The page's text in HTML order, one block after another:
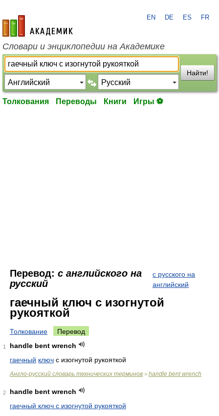
academic.ru
EN DE ES FR
Словари и энциклопедии на Академике
Найти!
Толкования Переводы Книги Игры ⚽
Перевод: с английского на
русский
с русского на
английский
гаечный ключ с изогнутой
рукояткой
Толкование Перевод
1
handle bent wrench
гаечный ключ с изогнутой рукояткой
Англо-русский словарь технических терминов > handle bent wrench
2
handle bent wrench
гаечный ключ с изогнутой рукояткой